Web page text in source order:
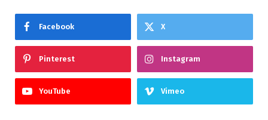
Facebook X
Pinterest Instagram
YouTube Vimeo